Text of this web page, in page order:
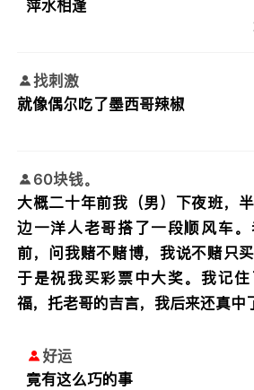
萍水相逢
找刺激
就像偶尔吃了墨西哥辣椒
60块钱。
大概二十年前我（男）下夜班，
边一洋人老哥搭了一段顺风车
前，问我赌不赌博，我说不赌只
于是祝我买彩票中大奖。我记
福，托老哥的吉言，我后来还真中
好运
竟有这么巧的事